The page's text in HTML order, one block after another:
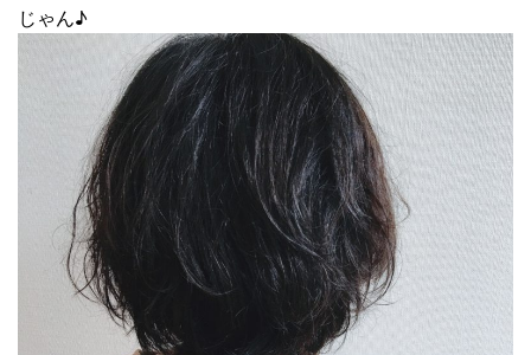
じゃん♪